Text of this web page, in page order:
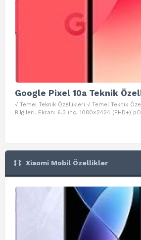
Google Pixel 10a Teknik
√ Temel Teknik Özellikleri √ Temel Teknik
Bilgileri. Ekran: 6.3 inç, 1080×2424 (FHD+)
Xiaomi Mobil Özellikler